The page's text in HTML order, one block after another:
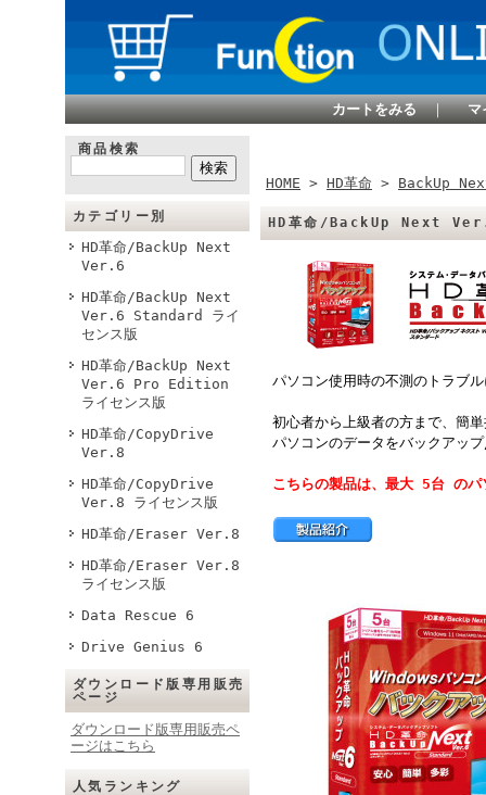
カートをみる ｜ マ
商品検索
カテゴリー別
HD革命/BackUp Next
Ver.6
HD革命/BackUp Next
Ver.6 Standard ライ
センス版
HD革命/BackUp Next
Ver.6 Pro Edition
ライセンス版
HD革命/CopyDrive
Ver.8
HD革命/CopyDrive
Ver.8 ライセンス版
HD革命/Eraser Ver.8
HD革命/Eraser Ver.8
ライセンス版
Data Rescue 6
Drive Genius 6
ダウンロード版専用販売
ページ
ダウンロード版専用販売ペ
ージはこちら
人気ランキング
HOME > HD革命 > BackUp
HD革命/BackUp Next
パソコン使用時の不測のトラブ
初心者から上級者の方まで、簡
パソコンのデータをバックアッ
こちらの製品は、最大 5台 のパ